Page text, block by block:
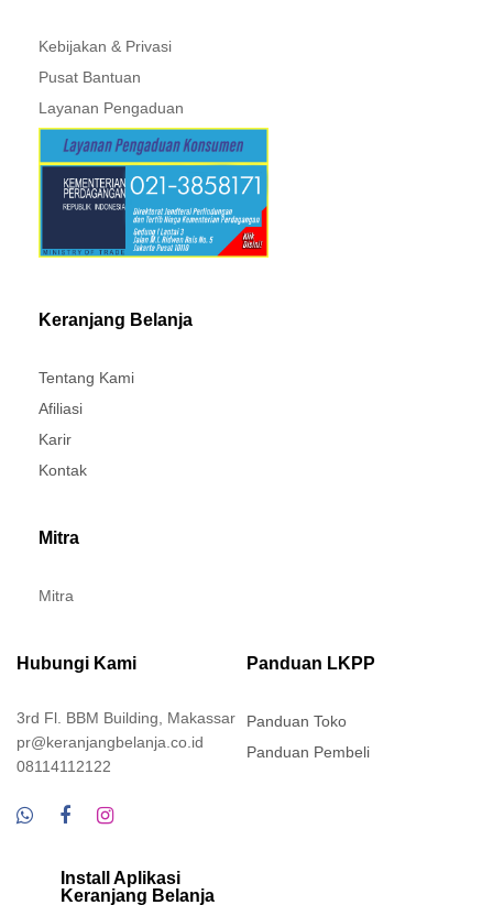
Kebijakan & Privasi
Pusat Bantuan
Layanan Pengaduan
Keranjang Belanja
Tentang Kami
Afiliasi
Karir
Kontak
Mitra
Mitra
Hubungi Kami
3rd Fl. BBM Building, Makassar
pr@keranjangbelanja.co.id
08114112122
Panduan LKPP
Panduan Toko
Panduan Pembeli
Install Aplikasi
Keranjang Belanja